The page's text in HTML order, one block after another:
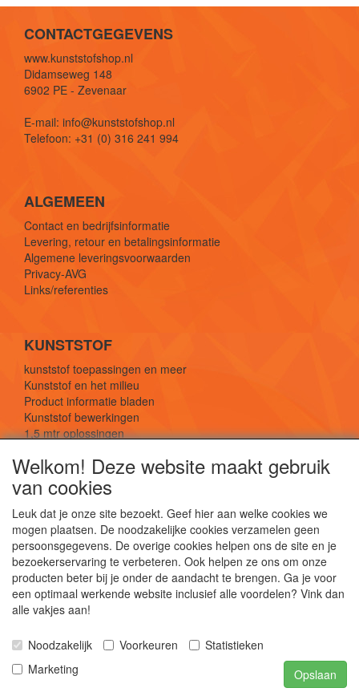
CONTACTGEGEVENS
www.kunststofshop.nl
Didamseweg 148
6902 PE - Zevenaar
E-mail: info@kunststofshop.nl
Telefoon: +31 (0) 316 241 994
ALGEMEEN
Contact en bedrijfsinformatie
Levering, retour en betalingsinformatie
Algemene leveringsvoorwaarden
Privacy-AVG
Links/referenties
KUNSTSTOF
kunststof toepassingen en meer
Kunststof en het milieu
Product informatie bladen
Kunststof bewerkingen
1,5 mtr oplossingen
SOCIALE MEDIA
De webshop voor kunststof platen, folies, buizen
Kunststof bewerkingen, productontwerp en
duurzame oplossingen.
Welkom! Deze website maakt gebruik
van cookies
Leuk dat je onze site bezoekt. Geef hier aan welke cookies we
mogen plaatsen. De noodzakelijke cookies verzamelen geen
persoonsgegevens. De overige cookies helpen ons de site en je
bezoekerservaring te verbeteren. Ook helpen ze ons om onze
producten beter bij je onder de aandacht te brengen. Ga je voor
een optimaal werkende website inclusief alle voordelen? Vink dan
alle vakjes aan!
Noodzakelijk Voorkeuren
Statistieken
Marketing
Opslaan